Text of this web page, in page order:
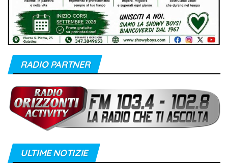
RADIO PARTNER
ULTIME NOTIZIE